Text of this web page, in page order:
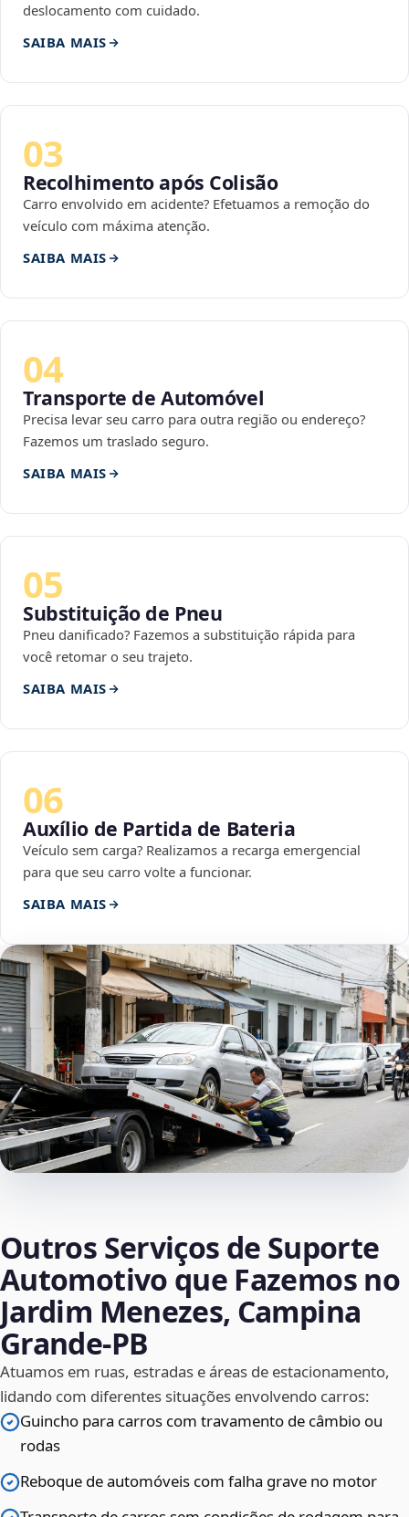
deslocamento com cuidado.
SAIBA MAIS
03
Recolhimento após Colisão
Carro envolvido em acidente? Efetuamos a remoção do
veículo com máxima atenção.
SAIBA MAIS
04
Transporte de Automóvel
Precisa levar seu carro para outra região ou endereço?
Fazemos um traslado seguro.
SAIBA MAIS
05
Substituição de Pneu
Pneu danificado? Fazemos a substituição rápida para
você retomar o seu trajeto.
SAIBA MAIS
06
Auxílio de Partida de Bateria
Veículo sem carga? Realizamos a recarga emergencial
para que seu carro volte a funcionar.
SAIBA MAIS
Outros Serviços de Suporte
Automotivo que Fazemos no
Jardim Menezes, Campina
Grande‑PB
Atuamos em ruas, estradas e áreas de estacionamento,
lidando com diferentes situações envolvendo carros:
Guincho para carros com travamento de câmbio ou
rodas
Reboque de automóveis com falha grave no motor